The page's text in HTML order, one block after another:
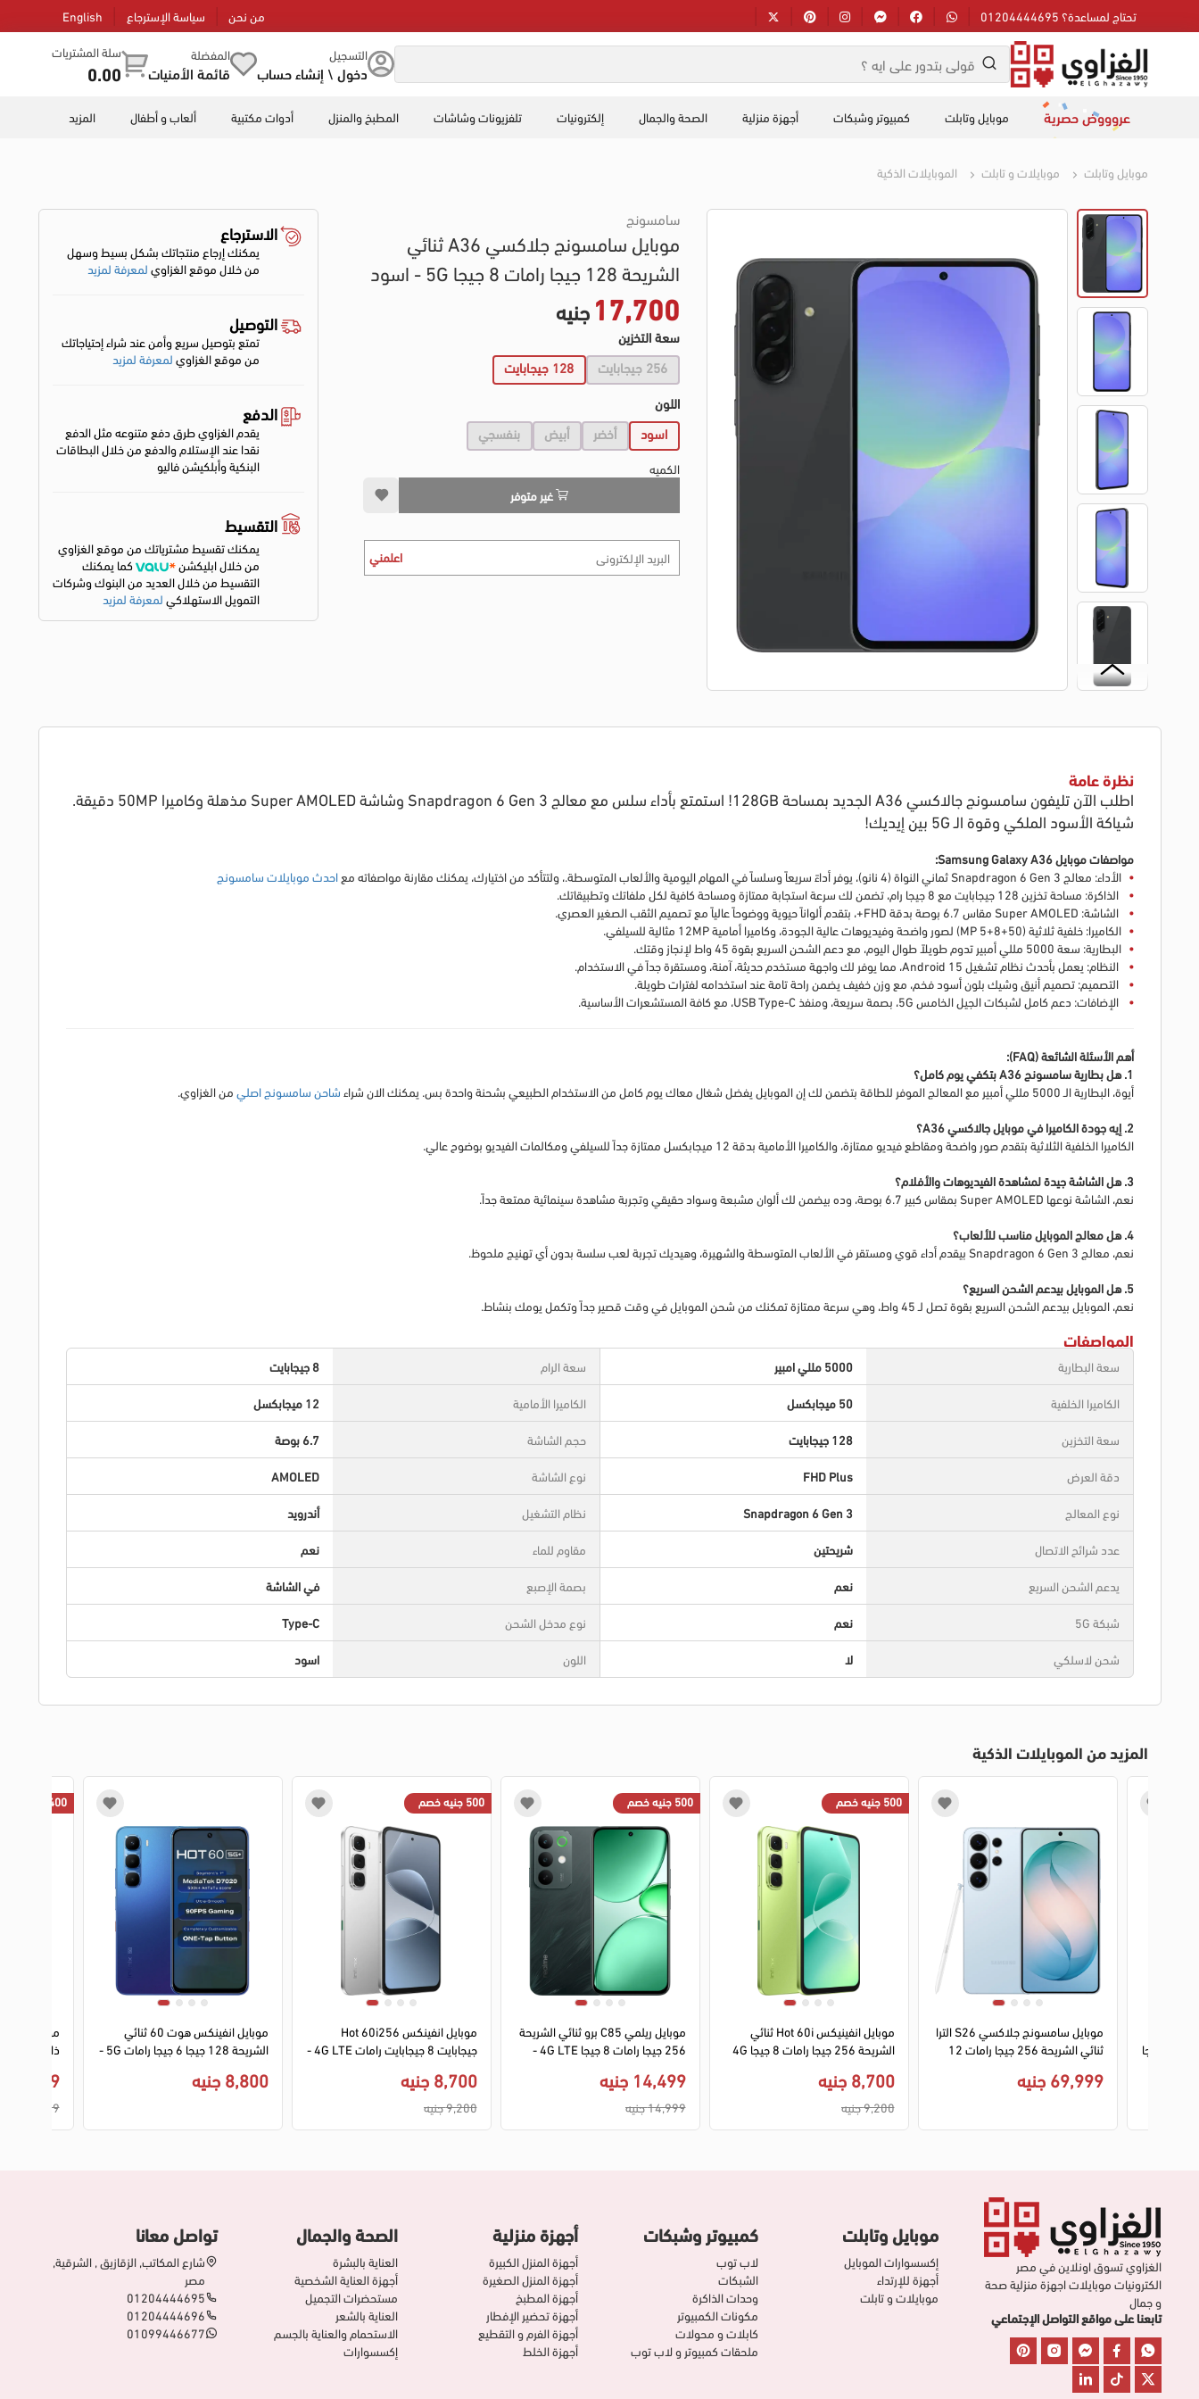
تحتاج لمساعدة؟ 01204444695 من نحن سياسة الإسترجاع English
التسجيل
دخول \ إنشاء حساب
المفضلة
قائمة الأمنيات
سلة المشتريات
0.00
عروووض حصرية موبايل وتابلت كمبيوتر وشبكات أجهزة منزلية الصحة والجمال إلكترونيات تلفزيونات وشاشات المطبخ والمنزل أدوات مكتبية ألعاب و أطفال المزيد
موبايل وتابلت موبايلات و تابلت الموبايلات الذكية
سامسونج
موبايل سامسونج جلاكسي A36 ثنائي
الشريحة 128 جيجا رامات 8 جيجا 5G - اسود
17,700 جنيه
سعة التخزين
256 جيجابايت
128 جيجابايت
اللون
اسود
أخضر أبيض بنفسجي
الكميه
غير متوفر
اعلمني
الاسترجاع
يمكنك إرجاع منتجاتك بشكل بسيط وسهل
من خلال موقع الغزاويلمعرفة لمزيد
التوصيل
تمتع بتوصيل سريع وأمن عند شراء إحتياجاتك
من موقع الغزاويلمعرفة لمزيد
الدفع
يقدم الغزاوي طرق دفع متنوعه مثل الدفع
نقدا عند الإستلام والدفع من خلال البطاقات
البنكية وأبلكيشن فاليو
التقسيط
يمكنك تقسيط مشترياتك من موقع الغزاوي
من خلال ابليكشن
كما يمكنك
التقسيط من خلال العديد من البنوك وشركات
التمويل الاستهلاكيلمعرفة لمزيد
نظرة عامة
اطلب الآن تليفون سامسونج جالاكسي A36 الجديد بمساحة 128GB! استمتع بأداء سلس مع معالج Snapdragon 6 Gen 3 وشاشة Super AMOLED مذهلة وكاميرا 50MP دقيقة.
شياكة الأسود الملكي وقوة الـ 5G بين إيديك!
مواصفات موبايل Samsung Galaxy A36:
الأداء: معالج Snapdragon 6 Gen 3 ثماني النواة (4 نانو)، يوفر أداءً سريعاً وسلساً في المهام اليومية والألعاب المتوسطة.
، ولتتأكد من اختيارك، يمكنك مقارنة مواصفاته معاحدث موبايلات سامسونج
الذاكرة: مساحة تخزين 128 جيجابايت مع 8 جيجا رام، تضمن لك سرعة استجابة ممتازة ومساحة كافية لكل ملفاتك وتطبيقاتك.
الشاشة: Super AMOLED مقاس 6.7 بوصة بدقة FHD+، بتقدم ألواناً حيوية ووضوحاً عالياً مع تصميم الثقب الصغير العصري.
الكاميرا: خلفية ثلاثية (50+8+5 MP) لصور واضحة وفيديوهات عالية الجودة، وكاميرا أمامية 12MP مثالية للسيلفي.
البطارية: سعة 5000 مللي أمبير تدوم طويلاً طوال اليوم، مع دعم الشحن السريع بقوة 45 واط لإنجاز وقتك.
النظام: يعمل بأحدث نظام تشغيل Android 15، مما يوفر لك واجهة مستخدم حديثة، آمنة، ومستقرة جداً في الاستخدام.
التصميم: تصميم أنيق وشيك بلون أسود فخم، مع وزن خفيف يضمن راحة تامة عند استخدامه لفترات طويلة.
الإضافات: دعم كامل لشبكات الجيل الخامس 5G، بصمة سريعة، ومنفذ USB Type-C، مع كافة المستشعرات الأساسية.
أهم الأسئلة الشائعة (FAQ):
1. هل بطارية سامسونج A36 بتكفي يوم كامل؟
أيوة، البطارية الـ 5000 مللي أمبير مع المعالج الموفر للطاقة بتضمن لك إن الموبايل يفضل شغال معاك يوم كامل من الاستخدام الطبيعي بشحنة واحدة بس.
يمكنك الان شراء شاحن سامسونج اصليمن الغزاوي.
2. إيه جودة الكاميرا في موبايل جالاكسي A36؟
الكاميرا الخلفية الثلاثية بتقدم صور واضحة ومقاطع فيديو ممتازة، والكاميرا الأمامية بدقة 12 ميجابكسل ممتازة جداً للسيلفي ومكالمات الفيديو بوضوح عالي.
3. هل الشاشة جيدة لمشاهدة الفيديوهات والأفلام؟
نعم، الشاشة نوعها Super AMOLED بمقاس كبير 6.7 بوصة، وده بيضمن لك ألوان مشبعة وسواد حقيقي وتجربة مشاهدة سينمائية ممتعة جداً.
4. هل معالج الموبايل مناسب للألعاب؟
نعم، معالج Snapdragon 6 Gen 3 بيقدم أداء قوي ومستقر في الألعاب المتوسطة والشهيرة، وهيديك تجربة لعب سلسة بدون أي تهنيج ملحوظ.
5. هل الموبايل بيدعم الشحن السريع؟
نعم، الموبايل بيدعم الشحن السريع بقوة تصل لـ 45 واط، وهي سرعة ممتازة تمكنك من شحن الموبايل في وقت قصير جداً وتكمل يومك بنشاط.
المواصفات
سعة البطارية 5000 مللي امبير سعة الرام
8 جيجابايت
الكاميرا الخلفية
50 ميجابكسل الكاميرا الأمامية
12 ميجابكسل
سعة التخزين
128 جيجابايت حجم الشاشة
6.7 بوصة
دقة العرض
FHD Plus نوع الشاشة
AMOLED
نوع المعالج
Snapdragon 6 Gen 3 نظام التشغيل
أندرويد
عدد شرائح الاتصال
شريحتين مقاوم للماء
نعم
يدعم الشحن السريع
نعم بصمة الإصبع
في الشاشة
شبكة 5G
نعم نوع مدخل الشحن
Type-C
شحن لاسلكي
لا اللون اسود
المزيد من الموبايلات الذكية
400 جنيه خصم
12,599 جنيه
12,999 جنيه
موبايل انفينكس هوت 60 ثنائي
الشريحة 128 جيجا 6 جيجا رامات 5G -
8,800 جنيه
500 جنيه خصم
موبايل انفينكس Hot 60i256
جيجابايت 8 جيجابايت رامات 4G LTE -
8,700 جنيه
9,200 جنيه
500 جنيه خصم
موبايل ريلمي C85 برو ثنائي الشريحة
256 جيجا رامات 8 جيجا 4G LTE -
14,499 جنيه
14,999 جنيه
500 جنيه خصم
موبايل انفينيكس Hot 60i ثنائي
الشريحة 256 جيجا رامات 8 جيجا 4G
8,700 جنيه
9,200 جنيه
موبايل سامسونج جلاكسي S26 الترا
ثنائي الشريحة 256 جيجا رامات 12
69,999 جنيه
ثنائي الشريحة 256 جيجا رامات 8 جيجا
1 2 1 2 1 2 1 2 1 2
الغزاوي تسوق اونلاين في مصر
الكترونيات موبايلات اجهزة منزلية صحة
و جمال
تابعنا على مواقع التواصل الإجتماعي
موبايل وتابلت
إكسسوارات الموبايل
أجهزة للإرتداء
موبايلات و تابلت
كمبيوتر وشبكات
لاب توب
الشبكات
وحدات الذاكرة
مكونات الكمبيوتر
كابلات و محولات
ملحقات كمبيوتر و لاب توب
أجهزة منزلية
أجهزة المنزل الكبيرة
أجهزة المنزل الصغيرة
أجهزة المطبخ
أجهزة تحضير الإفطار
أجهزة الفرم و التقطيع
أجهزة الخلط
الصحة والجمال
العناية بالبشرة
أجهزة العناية الشخصية
مستحضرات التجميل
العناية بالشعر
الاستحمام والعناية بالجسم
إكسسوارات
تواصل معانا
شارع المكاتب, الزقازيق , الشرقية,
مصر
01204444695
01204444696
01099446677